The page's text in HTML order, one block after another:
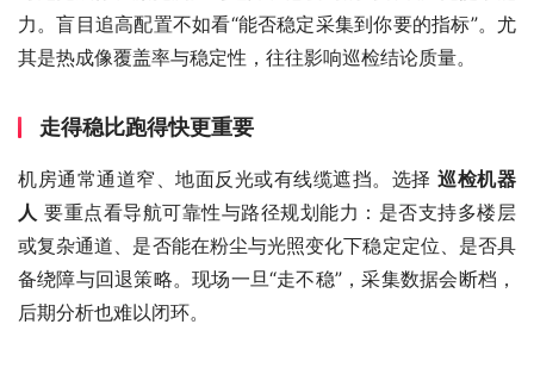
力。盲目追高配置不如看“能否稳定采集到你要的指标”。尤
其是热成像覆盖率与稳定性，往往影响巡检结论质量。
走得稳比跑得快更重要
机房通常通道窄、地面反光或有线缆遮挡。选择 巡检机器
人 要重点看导航可靠性与路径规划能力：是否支持多楼层
或复杂通道、是否能在粉尘与光照变化下稳定定位、是否具
备绕障与回退策略。现场一旦“走不稳”，采集数据会断档，
后期分析也难以闭环。